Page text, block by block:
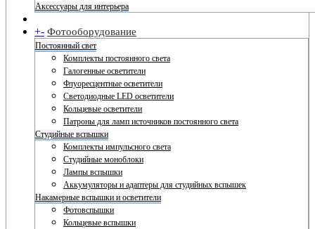
Аксессуары для интерьера
+- Фотооборудование
Постоянный свет
Комплекты постоянного света
Галогенные осветители
Флуоресцентные осветители
Светодиодные LED осветители
Кольцевые осветители
Патроны для ламп источников постоянного света
Студийные вспышки
Комплекты импульсного света
Студийные моноблоки
Лампы вспышки
Аккумуляторы и адаптеры для студийных вспышек
Накамерные вспышки и осветители
Фотовспышки
Кольцевые вспышки